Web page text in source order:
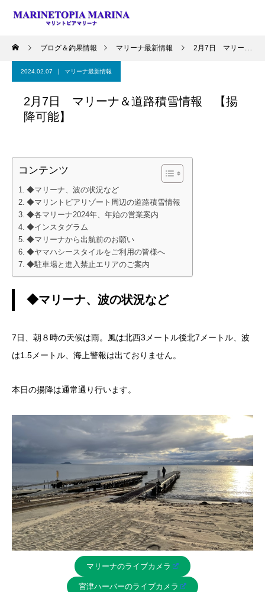
ブログ＆釣果情報 マリーナ最新情報 2月7日 マリーナ＆道路積雪情報 【揚降可能】
2024.02.07 マリーナ最新情報
2月7日 マリーナ＆道路積雪情報 【揚
降可能】
コンテンツ
◆マリーナ、波の状況など
◆マリントピアリゾート周辺の道路積雪情報
◆各マリーナ2024年、年始の営業案内
◆インスタグラム
◆マリーナから出航前のお願い
◆ヤマハシースタイルをご利用の皆様へ
◆駐車場と進入禁止エリアのご案内
◆マリーナ、波の状況など
7日、朝８時の天候は雨。風は北西3メートル後北7メートル、波
は1.5メートル、海上警報は出ておりません。
本日の揚降は通常通り行います。
マリーナのライブカメラ
宮津ハーバーのライブカメラ